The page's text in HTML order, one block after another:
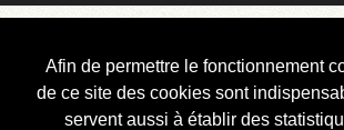
Afin de permettre le fonctionnement
de ce site des cookies sont
servent aussi à établir des
Courbis, « LE »
Blog Officiel